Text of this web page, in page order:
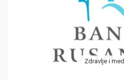
Zdravlje i